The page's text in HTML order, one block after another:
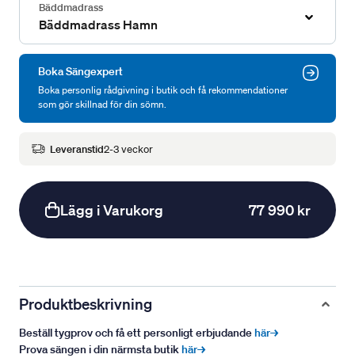
Bäddmadrass
Bäddmadrass Hamn
Boka Sängexpert
Boka personlig rådgivning i butik och få rekommendationer
som gör skillnad för din sömn.
Leveranstid2-3 veckor
Lägg i Varukorg 77 990 kr
Produktbeskrivning
Beställ tygprov och få ett personligt erbjudandehär→
Prova sängen i din närmsta butikhär→